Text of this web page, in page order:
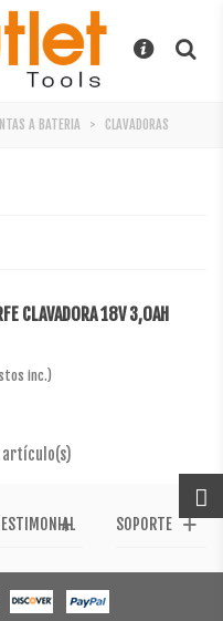
A BATERIA > CLAVADORAS
CLAVADORA 18V 3,0AH
inc.)
artículo(s)
SOPORTE